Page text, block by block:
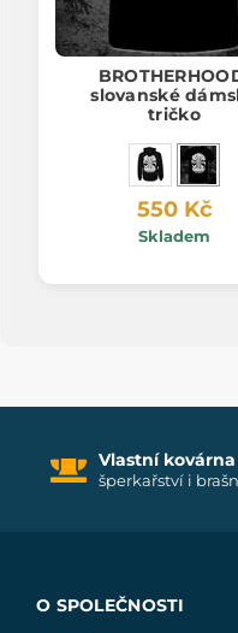
slovanské
tričko
550 Kč
Skladem
Vlastní kovárna
šperkařství i
O SPOLEČNOSTI